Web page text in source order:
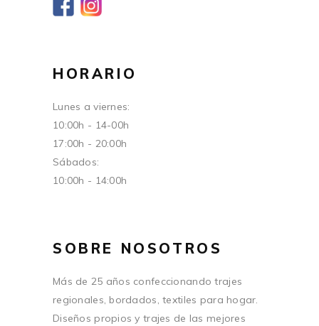
HORARIO
Lunes a viernes:
10:00h - 14-00h
17:00h - 20:00h
Sábados:
10:00h - 14:00h
SOBRE NOSOTROS
Más de 25 años confeccionando trajes
regionales, bordados, textiles para hogar.
Diseños propios y trajes de las mejores